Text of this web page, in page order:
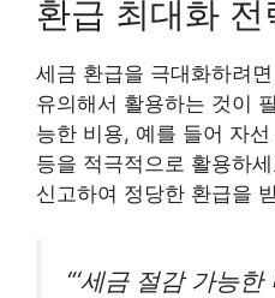
환급 최대화 전
세금 환급을 극대화하려
유의해서 활용하는 것이
능한 비용, 예를 들어 자
등을 적극적으로 활용하
신고하여 정당한 환급을
“‘세금 절감 가능